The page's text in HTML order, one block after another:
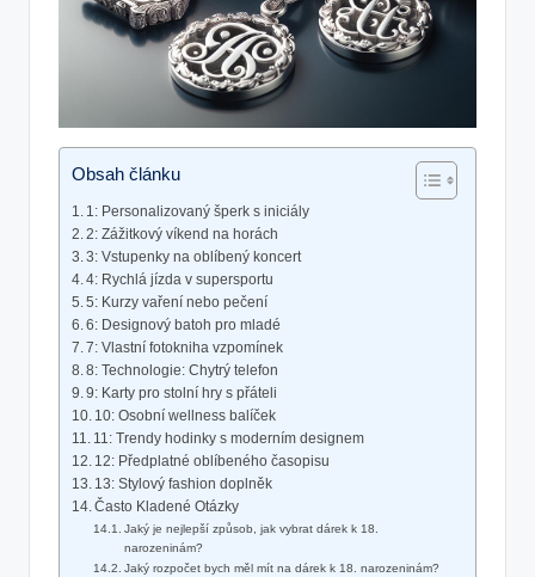
Obsah článku
1: Personalizovaný šperk s iniciály
2: Zážitkový víkend na horách
3: Vstupenky na oblíbený koncert
4: Rychlá jízda v supersportu
5: Kurzy vaření nebo pečení
6: Designový batoh pro mladé
7: Vlastní fotokniha vzpomínek
8: Technologie: Chytrý telefon
9: Karty pro stolní hry s přáteli
10: Osobní wellness balíček
11: Trendy hodinky s moderním designem
12: Předplatné oblíbeného časopisu
13: Stylový fashion doplněk
Často Kladené Otázky
Jaký je nejlepší způsob, jak vybrat dárek k 18.
narozeninám?
Jaký rozpočet bych měl mít na dárek k 18. narozeninám?